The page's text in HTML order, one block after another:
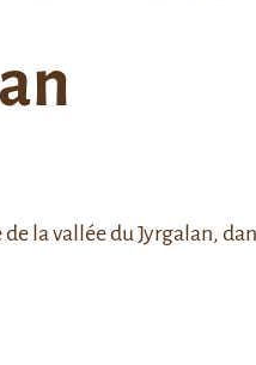
la vallée du Jyrgalan,